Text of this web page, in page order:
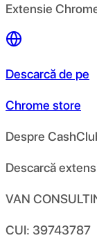
Extensie
Descarcă de pe
Chrome store
Despre
Descarcă
VAN
CUI: 39743787